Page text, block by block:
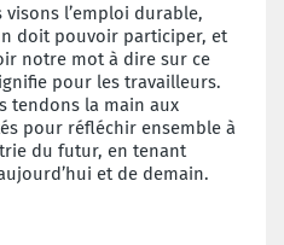
l’emploi durable,
doit pouvoir participer, et
notre mot à dire sur ce
pour les travailleurs.
tendons la main aux
pour réfléchir ensemble à
du futur, en tenant
et de demain.